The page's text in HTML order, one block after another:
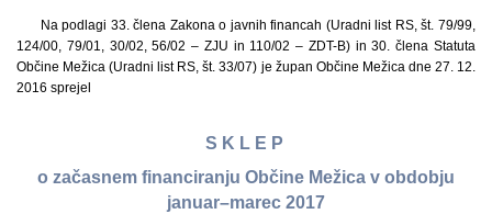
Na podlagi 33. člena Zakona o javnih financah (Uradni list RS, št. 79/99,
124/00, 79/01, 30/02, 56/02 – ZJU in 110/02 – ZDT-B) in 30. člena Statuta
Občine Mežica (Uradni list RS, št. 33/07) je župan Občine Mežica dne 27. 12.
2016 sprejel
S K L E P
o začasnem financiranju Občine Mežica v obdobju
januar–marec 2017